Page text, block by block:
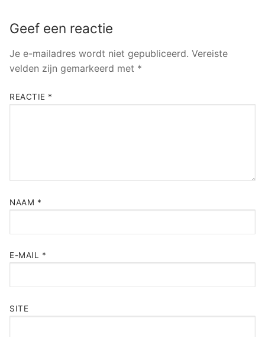
Geef een reactie
Je e-mailadres wordt niet gepubliceerd. Vereiste
velden zijn gemarkeerd met *
REACTIE *
NAAM *
E-MAIL *
SITE